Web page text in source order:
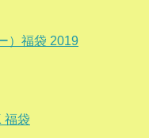
）福袋 2019
福袋